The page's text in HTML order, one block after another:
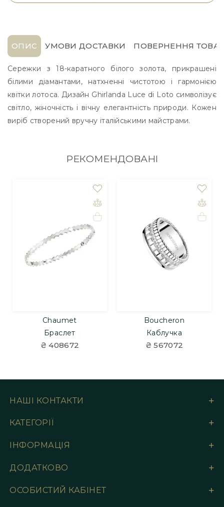
ОПИС УМОВИ ДОСТАВКИ ПОВЕРНЕННЯ
Сережки з 18-каратного білого золота, прикрашені
білими діамантами, натхненні чистотою і гармонією
квітки лотоса. Дизайн Ghirlanda Luce di Loto символізує
світло, жіночність і вічну елегантність природи. Кожен
виріб створений вручну італійськими майстрами.
РЕКОМЕНДОВАНІ
Chaumet
Браслет
₴ 408672
Boucheron
Каблучка
₴ 567072
НАШІ КОНТАКТИ
КАТЕГОРІЇ
ІНФОРМАЦІЯ
ДОДАТКОВО
ОСОБИСТИЙ КАБІНЕТ